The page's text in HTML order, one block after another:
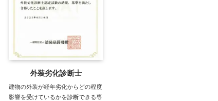
外装劣化診断士
建物の外装が経年劣化からどの程度
影響を受けているかを診断できる専